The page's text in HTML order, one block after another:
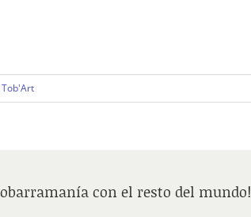
Tob'Art
con el resto del mundo!